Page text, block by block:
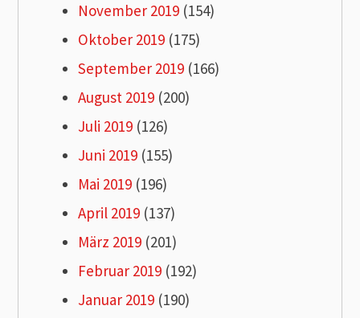
November 2019 (154)
Oktober 2019 (175)
September 2019 (166)
August 2019 (200)
Juli 2019 (126)
Juni 2019 (155)
Mai 2019 (196)
April 2019 (137)
März 2019 (201)
Februar 2019 (192)
Januar 2019 (190)